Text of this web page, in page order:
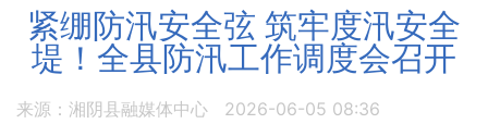
紧绷防汛安全弦 筑牢度汛安全
堤！全县防汛工作调度会召开
来源：湘阴县融媒体中心
2026-06-05 08:36